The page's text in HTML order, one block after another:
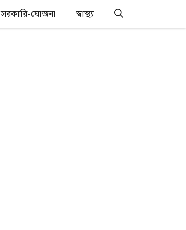
সরকারি-যোজনা স্বাস্থ্য